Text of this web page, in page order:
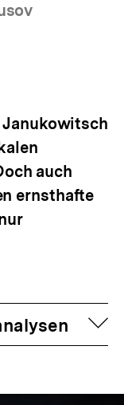
Janukowitsch
auch
ernsthafte